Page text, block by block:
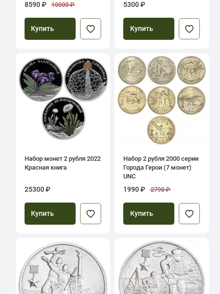
8590 ₽ 10000 ₽
Купить
5300 ₽
Купить
Набор монет 2 рубля 2022
Красная книга
25300 ₽
Купить
Набор 2 рубля 2000 серии
Города Герои (7 монет)
UNC
1990 ₽ 2790 ₽
Купить